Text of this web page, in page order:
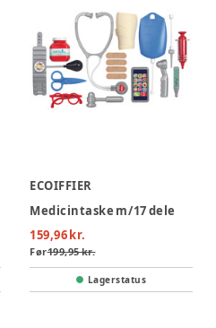
ECOIFFIER
Medicintaske m/17 dele
159,96 kr.
Før199,95 kr.
Lagerstatus